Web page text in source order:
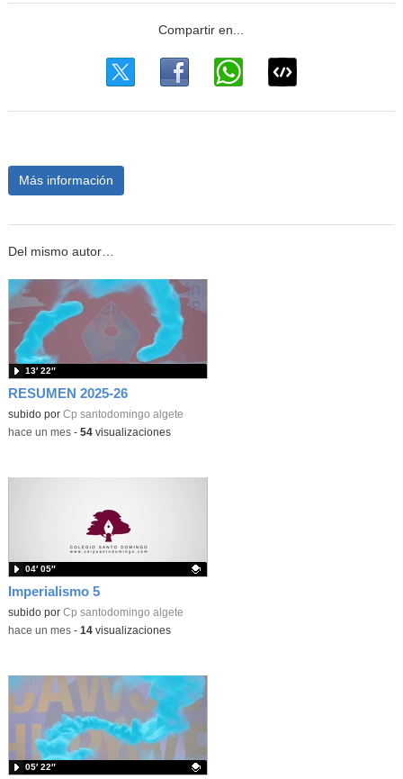
Más información
Del mismo autor…
RESUMEN 2025-26
subido por Cp santodomingo algete
13′ 22″
-hace un mes- 54visualizaciones
Imperialismo 5
Contenido educativo.
subido por Cp santodomingo algete
04′ 05″
-hace un mes- 14visualizaciones
05′ 22″